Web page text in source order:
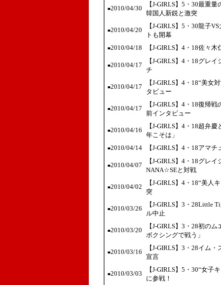
■2010/04/30
【J-GIRLS】5・30最重
韓国人新鋭と激突
■2010/04/20
【J-GIRLS】5・30龍子
トも開幕
■2010/04/18 【J-GIRLS】4・18佐々
■2010/04/17
【J-GIRLS】4・18グレ
チ
■2010/04/17
【J-GIRLS】4・18“美女
タビュー
■2010/04/17
【J-GIRLS】4・18復帰
前インタビュー
■2010/04/16
【J-GIRLS】4・18超弁
年こそは」
■2010/04/14 【J-GIRLS】4・18アマ
■2010/04/07
【J-GIRLS】4・18グレ
NANA☆SEと対戦
■2010/04/02
【J-GIRLS】4・18“美人
突
■2010/03/26
【J-GIRLS】3・28Little
ル中止
■2010/03/20
【J-GIRLS】3・28初の
ボクシングで戦う」
■2010/03/16
【J-GIRLS】3・28イム
宣言
■2010/03/03
【J-GIRLS】5・30“女子
に参戦！